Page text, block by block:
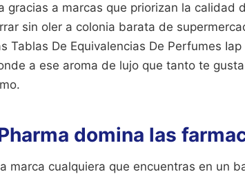
gracias a marcas que priorizan la calidad
sin oler a colonia barata de
Tablas De Equivalencias De Perfumes
a ese aroma de lujo que tanto te
domina las
marca cualquiera que encuentras en un